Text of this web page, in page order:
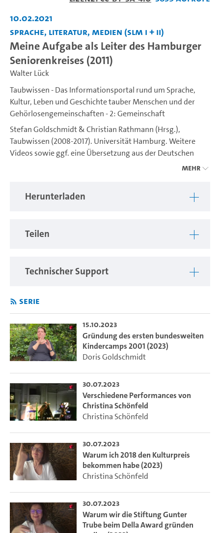
10.02.2021
Sprache, Literatur, Medien (SLM I + II)
Meine Aufgabe als Leiter des Hamburger
Seniorenkreises (2011)
Walter Lück
Taubwissen - Das Informationsportal rund um Sprache,
Kultur, Leben und Geschichte tauber Menschen und der
Gehörlosengemeinschaften - 2: Gemeinschaft
Stefan Goldschmidt & Christian Rathmann (Hrsg.),
Taubwissen (2008-2017). Universität Hamburg. Weitere
Videos sowie ggf. eine Übersetzung aus der Deutschen
Gebärdensprache und Kommunikation Gehörloser).
Mehr
Herunterladen
Teilen
Technischer Support
Serie
15.10.2023
Gründung des ersten bundesweiten
Kindercamps 2001 (2023)
Doris Goldschmidt
30.07.2023
Verschiedene Performances von
Christina Schönfeld
Christina Schönfeld
30.07.2023
Warum ich 2018 den Kulturpreis
bekommen habe (2023)
Christina Schönfeld
30.07.2023
Warum wir die Stiftung Gunter
Trube beim Della Award gründen